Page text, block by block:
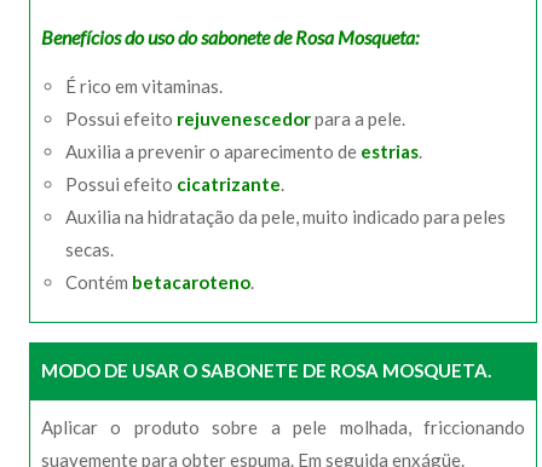
Benefícios do uso do sabonete de Rosa Mosqueta:
É rico em vitaminas.
Possui efeito rejuvenescedorpara a pele.
Auxilia a prevenir o aparecimento de estrias.
Possui efeito cicatrizante.
Auxilia na hidratação da pele, muito indicado para peles
secas.
Contém betacaroteno.
MODO DE USAR O SABONETE DE ROSA MOSQUETA.
Aplicar o produto sobre a pele molhada, friccionando
suavemente para obter espuma. Em seguida enxágüe.